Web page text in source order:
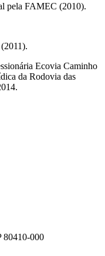
pela FAMEC (2010).
Ecovia Caminho
da Rodovia das
80410-000